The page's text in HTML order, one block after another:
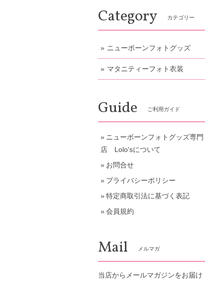
Category カテゴリー
ニューボーンフォトグッズ
マタニティーフォト衣装
Guide ご利用ガイド
ニューボーンフォトグッズ専門
店 Lolo'sについて
お問合せ
プライバシーポリシー
特定商取引法に基づく表記
会員規約
Mail メルマガ
当店からメールマガジンをお届け